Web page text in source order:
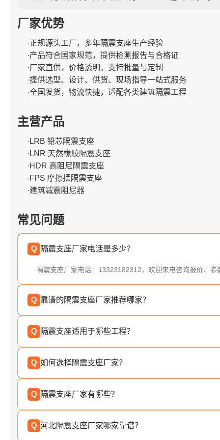
厂家优势
·正规源头工厂，多年隔震支座生产经验
·产品符合国家规范，提供检测报告与合格证
·厂家直供，价格透明，支持批量与定制
·提供选型、设计、供货、现场指导一站式服务
·全国发货，物流快捷，适配各类建筑隔震工程
主营产品
·LRB 铅芯隔震支座
·LNR 天然橡胶隔震支座
·HDR 高阻尼隔震支座
·FPS 摩擦摆隔震支座
·建筑减震阻尼器
常见问题
Q 隔震支座厂家电话是多少？
隔震支座厂家电话：13323182312，欢迎来电咨询报价、参
Q 靠谱的隔震支座厂家推荐哪家？
Q 隔震支座适用于哪些工程？
Q 如何选择隔震支座厂家？
Q 隔震支座厂家有哪些？
Q 河北隔震支座厂家哪家靠谱？